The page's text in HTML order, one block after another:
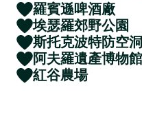
羅賓遜啤酒廠
埃瑟羅郊野公園
斯托克波特防空洞
阿夫羅遺產博物館
紅谷農場